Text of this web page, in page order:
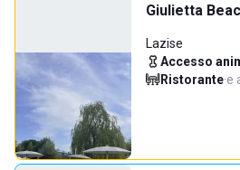
Giulietta
Lazise
Accesso
Ristorante·e